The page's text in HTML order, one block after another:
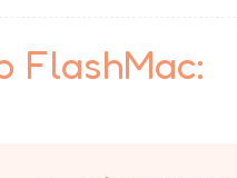
FlashMac: